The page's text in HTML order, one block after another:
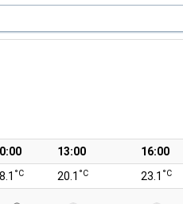
13:00 16:00
°C 20.1 °C 23.1 °C